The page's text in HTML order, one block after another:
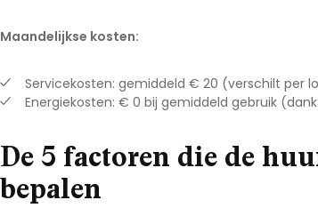
Maandelijkse kosten:
Servicekosten: gemiddeld € 20 (verschilt per
Energiekosten: € 0 bij gemiddeld gebruik
De 5 factoren die de
bepalen